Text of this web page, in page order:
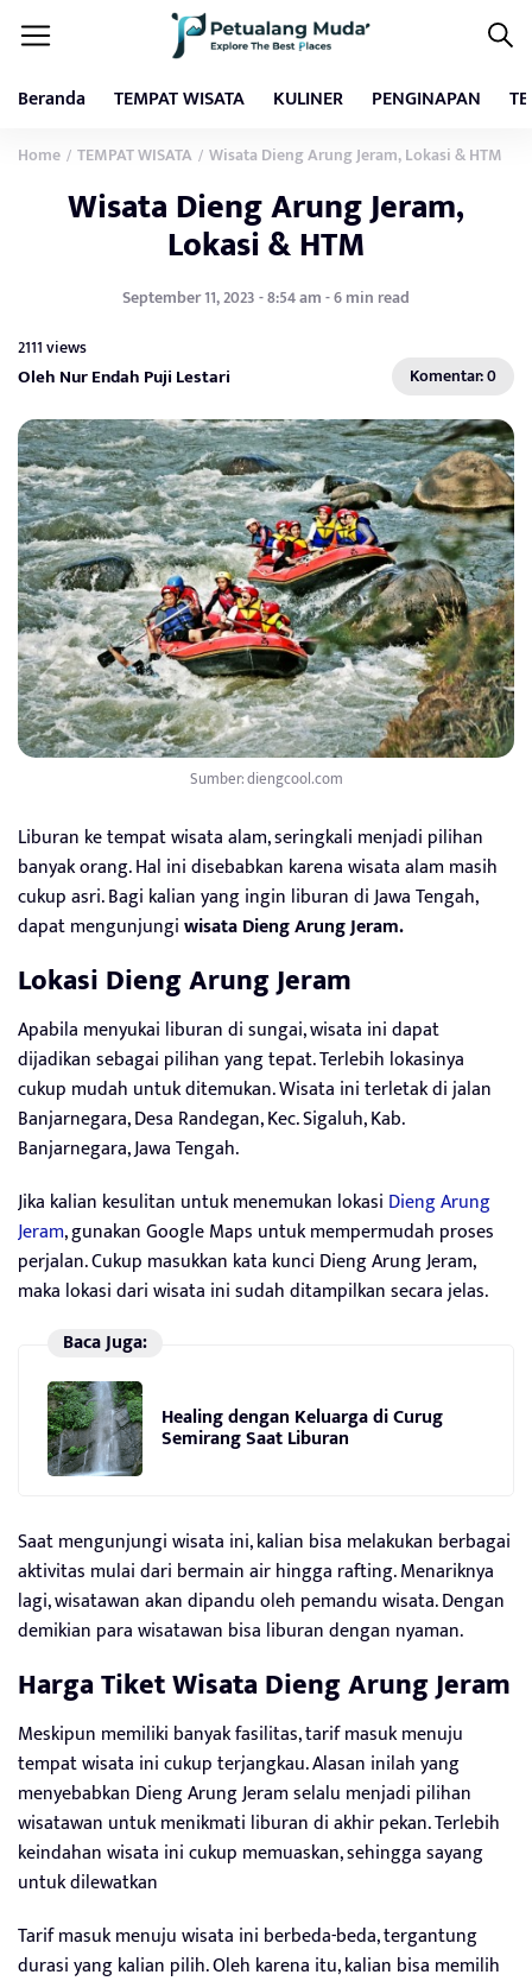
Beranda TEMPAT WISATA KULINER PENGINAPAN
Home / TEMPAT WISATA / Wisata Dieng Arung Jeram, Lokasi & HTM
Wisata Dieng Arung Jeram,
Lokasi & HTM
September 11, 2023 - 8:54 am - 6 min read
2111 views
Oleh Nur Endah Puji Lestari Komentar: 0
Sumber: diengcool.com
Liburan ke tempat wisata alam, seringkali menjadi pilihan
banyak orang. Hal ini disebabkan karena wisata alam masih
cukup asri. Bagi kalian yang ingin liburan di Jawa Tengah,
dapat mengunjungiwisata Dieng Arung Jeram.
Lokasi Dieng Arung Jeram
Apabila menyukai liburan di sungai, wisata ini dapat
dijadikan sebagai pilihan yang tepat. Terlebih lokasinya
cukup mudah untuk ditemukan. Wisata ini terletak di jalan
Banjarnegara, Desa Randegan, Kec. Sigaluh, Kab.
Banjarnegara, Jawa Tengah.
Jika kalian kesulitan untuk menemukan lokasi Dieng Arung
Jeram, gunakan Google Maps untuk mempermudah proses
perjalan. Cukup masukkan kata kunci Dieng Arung Jeram,
maka lokasi dari wisata ini sudah ditampilkan secara jelas.
Baca Juga:
Healing dengan Keluarga di Curug
Semirang Saat Liburan
Saat mengunjungi wisata ini, kalian bisa melakukan berbagai
aktivitas mulai dari bermain air hingga rafting. Menariknya
lagi, wisatawan akan dipandu oleh pemandu wisata. Dengan
demikian para wisatawan bisa liburan dengan nyaman.
Harga TiketWisata Dieng Arung Jeram
Meskipun memiliki banyak fasilitas, tarif masuk menuju
tempat wisata ini cukup terjangkau. Alasan inilah yang
menyebabkan Dieng Arung Jeram selalu menjadi pilihan
wisatawan untuk menikmati liburan di akhir pekan. Terlebih
keindahan wisata ini cukup memuaskan, sehingga sayang
untuk dilewatkan
Tarif masuk menuju wisata ini berbeda-beda, tergantung
durasi yang kalian pilih. Oleh karena itu, kalian bisa memilih